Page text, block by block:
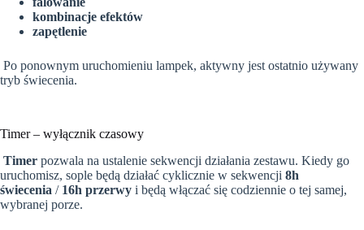
kombinacje efektów
zapętlenie
Po ponownym uruchomieniu lampek, aktywny jest ostatnio używany
tryb świecenia.
Timer – wyłącznik czasowy
Timer pozwala na ustalenie sekwencji działania zestawu. Kiedy go
uruchomisz, sople będą działać cyklicznie w sekwencji 8h
świecenia /16h przerwy i będą włączać się codziennie o tej samej,
wybranej porze.